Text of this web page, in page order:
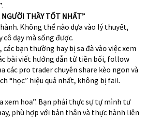
THẦY TỐT NHẤT”
Không thể nào dựa vào lý thuyết,
cô dạy mà sống được.
bạn thường hay bị sa đà vào việc xem
bài viết hướng dẫn từ tiền bối, follow
các pro trader chuyên share kèo ngon và
“học” hiệu quả nhất, không bị fail.
xem hoa”. Bạn phải thực sự tự mình tư
phù hợp với bản thân và thực hành liên